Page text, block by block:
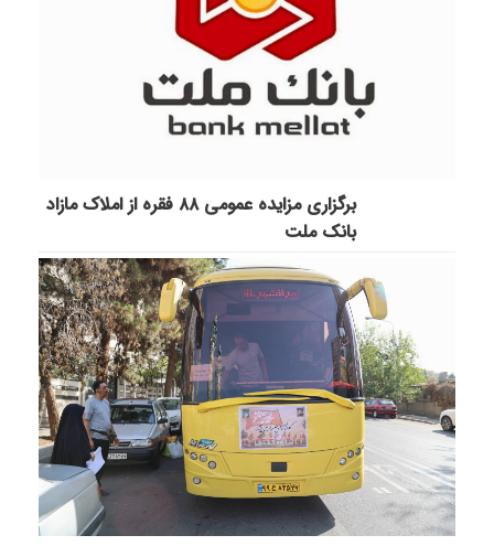
برگزاری مزایده عمومی ۸۸ فقره از املاک مازاد
بانک ملت